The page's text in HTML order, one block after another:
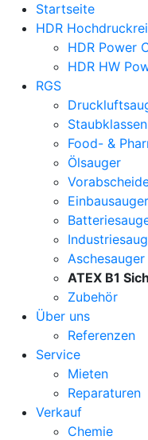
Startseite
HDR
HDR Power
HDR HW
RGS
Food- &
Ölsauger
Einbausauger
ATEX B1
Zubehör
Über uns
Referenzen
Service
Mieten
Reparaturen
Verkauf
Chemie